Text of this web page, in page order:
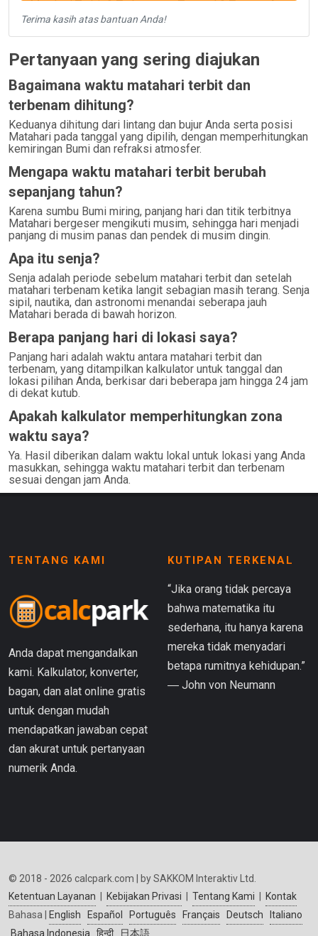
Terima kasih atas bantuan Anda!
Pertanyaan yang sering diajukan
Bagaimana waktu matahari terbit dan
terbenam dihitung?
Keduanya dihitung dari lintang dan bujur Anda serta posisi
Matahari pada tanggal yang dipilih, dengan memperhitungkan
kemiringan Bumi dan refraksi atmosfer.
Mengapa waktu matahari terbit berubah
sepanjang tahun?
Karena sumbu Bumi miring, panjang hari dan titik terbitnya
Matahari bergeser mengikuti musim, sehingga hari menjadi
panjang di musim panas dan pendek di musim dingin.
Apa itu senja?
Senja adalah periode sebelum matahari terbit dan setelah
matahari terbenam ketika langit sebagian masih terang. Senja
sipil, nautika, dan astronomi menandai seberapa jauh
Matahari berada di bawah horizon.
Berapa panjang hari di lokasi saya?
Panjang hari adalah waktu antara matahari terbit dan
terbenam, yang ditampilkan kalkulator untuk tanggal dan
lokasi pilihan Anda, berkisar dari beberapa jam hingga 24 jam
di dekat kutub.
Apakah kalkulator memperhitungkan zona
waktu saya?
Ya. Hasil diberikan dalam waktu lokal untuk lokasi yang Anda
masukkan, sehingga waktu matahari terbit dan terbenam
sesuai dengan jam Anda.
TENTANG KAMI
Anda dapat mengandalkan
kami. Kalkulator, konverter,
bagan, dan alat online gratis
untuk dengan mudah
mendapatkan jawaban cepat
dan akurat untuk pertanyaan
numerik Anda.
KUTIPAN TERKENAL
“Jika orang tidak percaya
bahwa matematika itu
sederhana, itu hanya karena
mereka tidak menyadari
betapa rumitnya kehidupan.”
― John von Neumann
© 2018 - 2026 calcpark.com | by SAKKOM Interaktiv Ltd.
Ketentuan Layanan
Kebijakan Privasi Tentang Kami
Kontak
Bahasa |
English Español Português Français Deutsch
Italiano
Bahasa Indonesia
हिन्दी 日本語